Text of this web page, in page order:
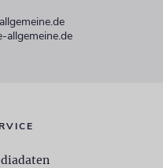
allgemeine.de